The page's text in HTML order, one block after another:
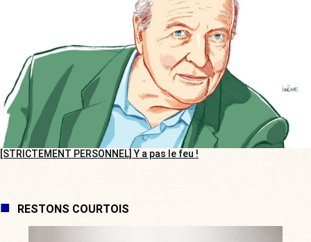
[STRICTEMENT PERSONNEL] Y a pas le feu !
RESTONS COURTOIS